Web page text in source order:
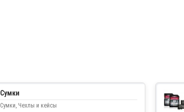
Сумки
Сумки, Чехлы и кейсы